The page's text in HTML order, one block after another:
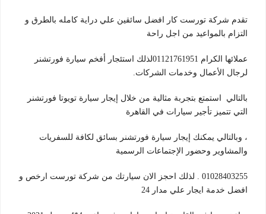
تقدم شركة تورست كار افضل سائقين علي دراية كامله بالطرق و
التزام بالمواعيد من اجل راحة
عملائها الكرام 01121761951لذلك استئجار أفخم سيارة فورتشنر
لرجال الأعمال وخدمات الشركات.
بالتالي استمتع بتجربة مثالية من خلال إيجار سيارة تويوتا فورتشنر
التي تتميز تأجير سيارات في القاهرة
، وبالتالي يمكنك إيجار سيارة فورتشنر بسائق لكافة للسفريات
والمشاوير وحضور الإجتماعات الرسمية
01028403255 . لذلك احجز الان سيارتك من شركة تورست ارخص و
افضل خدمة ايجار علي مدار 24